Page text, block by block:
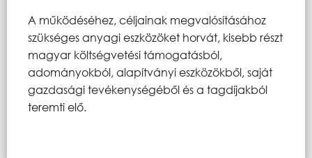
A működéséhez, céljainak megvalósításához
szükséges anyagi eszközöket horvát, kisebb részt
magyar költségvetési támogatásból,
adományokból, alapítványi eszközökből, saját
gazdasági tevékenységéből és a tagdíjakból
teremti elő.